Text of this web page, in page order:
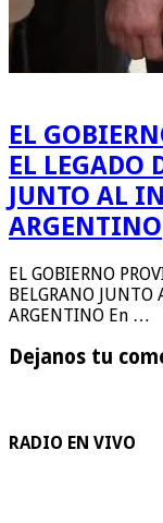
EL
EL LEGADO
JUNTO AL
ARGENTINO
EL GOBIERNO
BELGRANO
ARGENTINO En …
Dejanos tu
RADIO EN VIVO